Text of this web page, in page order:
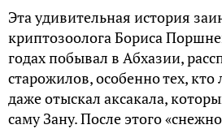
Эта удивительная история
криптозоолога Бориса
годах побывал в Абхазии,
старожилов, особенно тех,
даже отыскал аксакала,
саму Зану. После этого